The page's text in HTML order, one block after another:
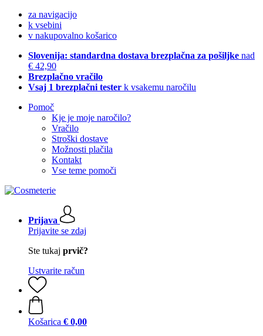
za navigacijo
k vsebini
v nakupovalno košarico
Slovenija: standardna dostava brezplačna za pošiljke nad
€ 42,90
Brezplačno vračilo
Vsaj 1 brezplačni tester k vsakemu naročilu
Pomoč
Kje je moje naročilo?
Vračilo
Stroški dostave
Možnosti plačila
Kontakt
Vse teme pomoči
Prijava
Prijavite se zdaj
Ste tukaj prvič?
Ustvarite račun
Košarica € 0,00